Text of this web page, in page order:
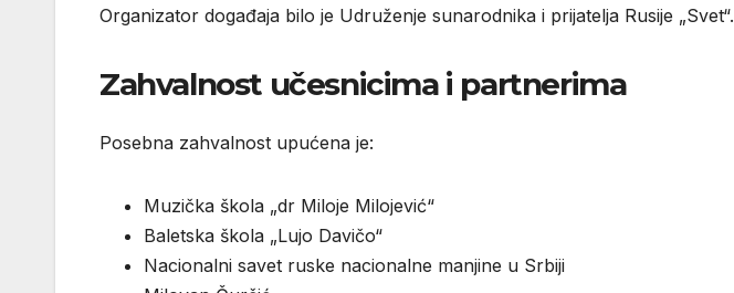
Organizator događaja bilo je Udruženje sunarodnika i prijatelja Rusije „Svet“.
Zahvalnost učesnicima i partnerima
Posebna zahvalnost upućena je:
Muzička škola „dr Miloje Milojević“
Baletska škola „Lujo Davičo“
Nacionalni savet ruske nacionalne manjine u Srbiji